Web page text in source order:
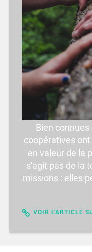
Bien
coopératives
en valeur de la
s'agit pas de la
missions : elles
VOIR L'ARTICLE